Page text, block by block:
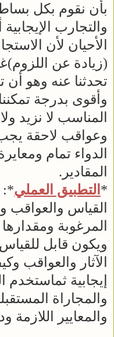
بأن نقوم بكل
والتجارب
الأحيان لأن
(زيادة عن
تحدثنا عنه وهو أن
وأقوى بدرجة
المناسب لا نزيد
وعواقب لاحقة يجب
الدواء تمام
المقادير.
* التطبيق العملي*:
القياس والعواقب
المرغوبة
ويكون قابل
الآثار والعواقب
إيجابية ثماستخدم
والمجاراة
والمعايير اللازمة